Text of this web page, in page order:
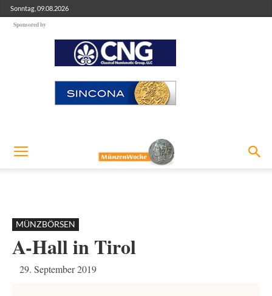
Sonntag, 09.08.2026
Sponsored by
MÜNZBÖRSEN
A-Hall in Tirol
29. September 2019